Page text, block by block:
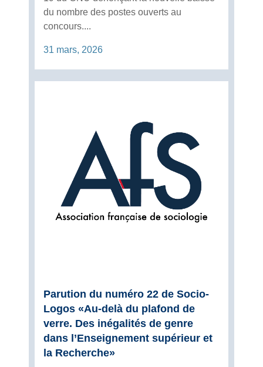
du nombre des postes ouverts au
concours....
31 mars, 2026
Parution du numéro 22 de Socio-
Logos «Au-delà du plafond de
verre. Des inégalités de genre
dans l’Enseignement supérieur et
la Recherche»